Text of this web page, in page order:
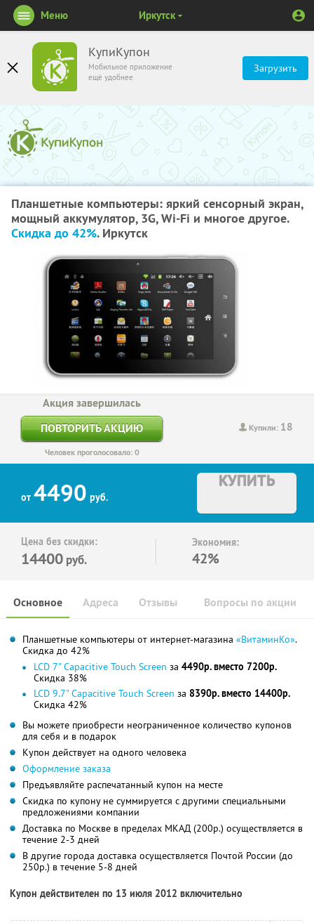
КупиКупон
Мобильное приложение
ещё удобнее
Загрузить
Меню Иркутск
Планшетные компьютеры: яркий сенсорный экран,
мощный аккумулятор, 3G, Wi-Fi и многое другое.
Скидка до 42%. Иркутск
Купили: 18
Акция завершилась
ПОВТОРИТЬ АКЦИЮ
Человек проголосовало: 0
от 4490 руб.
КУПИТЬ
Цена без скидки:
14400 руб.
Экономия:
42%
Основное Отзывы Вопросы по акции
Адреса
Планшетные компьютеры от интернет-магазина «ВитаминКо».
Скидка до 42%
LCD 7" Capacitive Touch Screen за 4490р. вместо 7200р.
Скидка 38%
LCD 9.7" Capacitive Touch Screen за 8390р. вместо 14400р.
Скидка 42%
Вы можете приобрести неограниченное количество купонов
для себя и в подарок
Купон действует на одного человека
Оформление заказа
Предъявляйте распечатанный купон на месте
Скидка по купону не суммируется с другими специальными
предложениями компании
Доставка по Москве в пределах МКАД (200р.) осуществляется в
течение 2-3 дней
В другие города доставка осуществляется Почтой России (до
250р.) в течение 5-8 дней
Купон действителен по 13 июля 2012 включительно